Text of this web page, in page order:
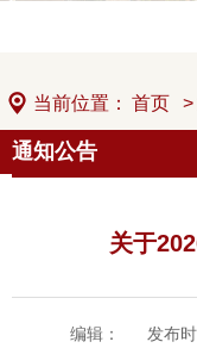
当前位置： 首页 >
通知公告
关于
编辑： 发布